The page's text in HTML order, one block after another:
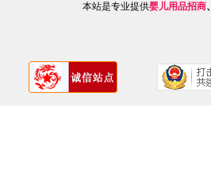
本站是专业提供婴儿用品招商、